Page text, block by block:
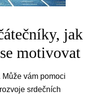
jak
motivovat
vám pomoci
srdečních